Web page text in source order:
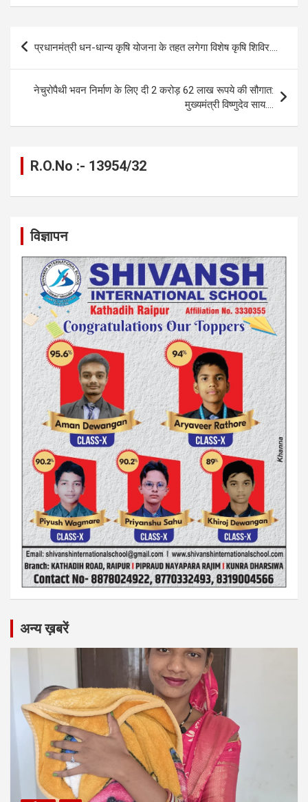
ce
o
o
k
se
n
g
er
at
A
p
p
e
gr
a
m
ail py
Li
n
k
ar
e
Post
navigation
प्रधानमंत्री धन-धान्य कृषि योजना के तहत लगेगा विशेष कृषि शिविर….
नेचुरोपैथी भवन निर्माण के लिए दी 2 करोड़ 62 लाख रूपये की सौगात:
मुख्यमंत्री विष्णुदेव साय….
R.O.No :- 13954/32
विज्ञापन
अन्य ख़बरें